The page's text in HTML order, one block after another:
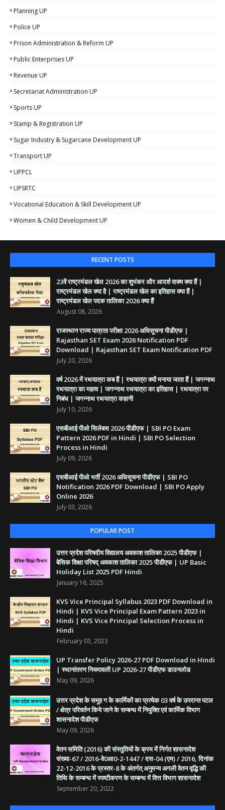
Planning UP
Police UP
Prison Administration & Reform UP
Public Enterprises UP
Revenue UP
Secretariat Administration UP
Sports UP
Stamp & Registration UP
Sugar Industry & Sugarcane Development UP
Transport UP
UPPCL
UPSRTC
Vocational Education & Skill Development UP
Women & Child Development UP
RECENT POSTS
23वें राष्ट्रमंडल खेल 2026 का शुभंकर और आदर्श वाक्य क्या हैं |
राष्ट्रमंडल खेल क्या है | राष्ट्रमंडल खेल का इतिहास क्या हैं |
राष्ट्रमंडल खेल पदक तालिका 2026 क्या हैं
August 08, 2026
राजस्थान राज्य पात्रता परीक्षा 2026 अधिसूचना पीडीएफ |
Rajasthan SET Exam 2026 Notification PDF
Download | Rajasthan SET Exam Notification PDF
July 20, 2026
वर्ष 2026 में रथयात्रा कब हैं | रथयात्रा क्यों मनाया जाता हैं | जगन्नाथ
रथयात्रा का महत्व | जगन्नाथ रथयात्रा का इतिहास | रथयात्रा पर
निबंध | जगन्नाथ रथयात्रा कहानी
July 10, 2026
एसबीआई पीओ सिलेबस 2026 पीडीएफ | SBI PO Exam
Pattern 2026 PDF in Hindi | SBI PO Selection
Process in Hindi
July 09, 2026
एसबीआई पीओ भर्ती 2026 अधिसूचना पीडीएफ | SBI PO
Notification 2026 PDF Download | SBI PO Apply
Online 2026
July 03, 2026
POPULAR POST
उत्तर प्रदेश परिषदीय विद्यालय अवकाश तालिका 2025 पीडीएफ |
बेसिक शिक्षा परिषद् अवकाश तालिका 2025 पीडीएफ | UP Basic
Holiday List 2025 PDF Hindi
January 16, 2025
KVS Vice Principal Syllabus 2023 PDF Download in
Hindi | KVS Vice Principal Exam Pattern 2023 in
Hindi | KVS Vice Principal Selection Process in
Hindi
February 03, 2023
UP Transfer Policy 2026-27 PDF Download in Hindi
| स्थानांतरण नियमावली UP 2026-27 पीडीएफ डाउनलोड
May 09, 2026
उत्तर प्रदेश के समूह ग के कार्मिकों का प्रत्येक 03 वर्ष के उपरान्त पटल
/ क्षेत्र परिवर्तन किये जाने के सम्बन्ध में नियुक्ति एवं कार्मिक विभाग
शासनादेश पीडीएफ
May 09, 2026
वेतन समिति (2016) की संस्तुतियों के क्रम में निर्गत शासनादेश
संख्या-67 / 2016-वे0आ0-2-1447 / दस-04 (एम) / 2016, दिनांक
22-12-2016 के प्रस्तर-8 के अंतर्गत् अनुमन्य अगली वेतन वृद्धि की
तिथि के सम्बन्ध में स्पष्टीकरण के सम्बन्ध में वित्त विभाग शासनादेश
September 20, 2022